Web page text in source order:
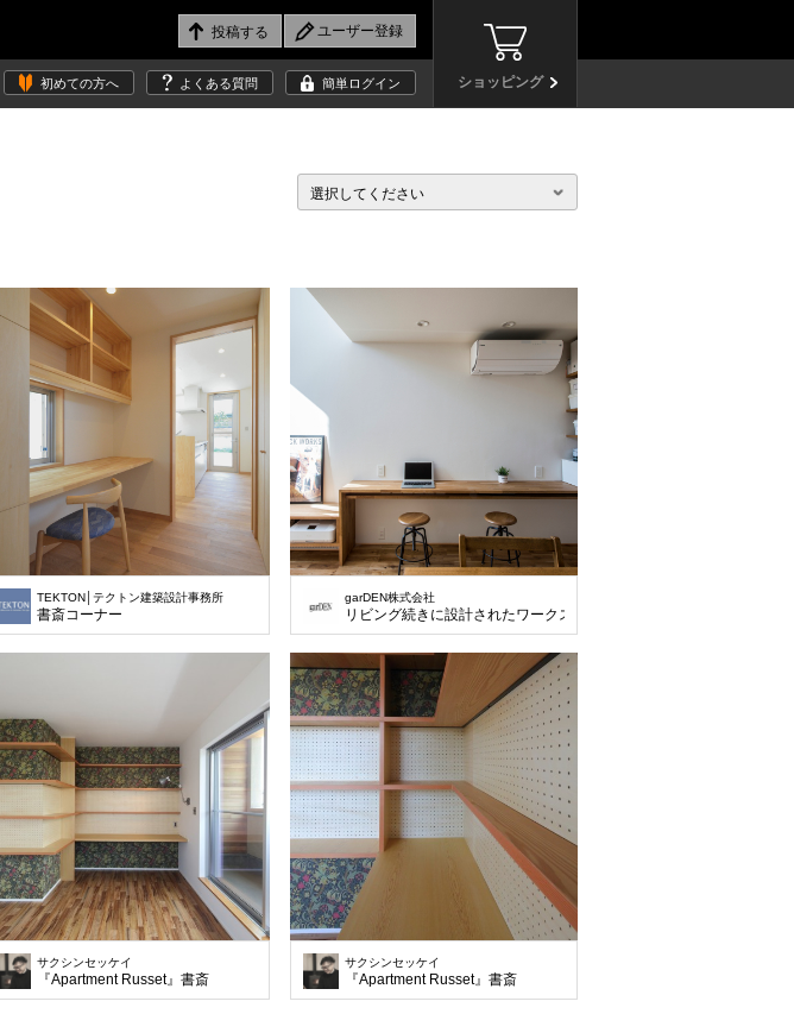
ショッピング
初めての方へ よくある質問 簡単ログイン
選択してください
TEKTON│テクトン建築設計事務所
書斎コーナー
garDEN株式会社
リビング続きに設計されたワークスペース。
サクシンセッケイ
『Apartment Russet』書斎
サクシンセッケイ
『Apartment Russet』書斎